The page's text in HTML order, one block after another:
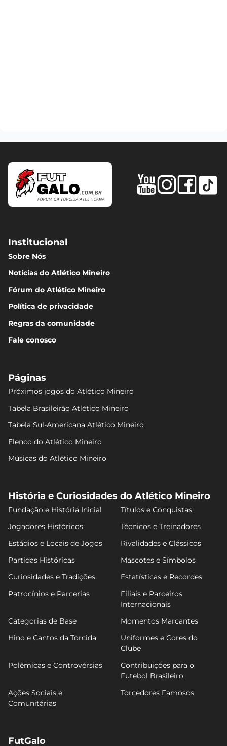
Institucional
Sobre Nós
Notícias do Atlético Mineiro
Fórum do Atlético Mineiro
Política de privacidade
Regras da comunidade
Fale conosco
Páginas
Próximos jogos do Atlético Mineiro
Tabela Brasileirão Atlético Mineiro
Tabela Sul-Americana Atlético Mineiro
Elenco do Atlético Mineiro
Músicas do Atlético Mineiro
História e Curiosidades do Atlético Mineiro
Fundação e História Inicial
Títulos e Conquistas
Jogadores Históricos
Técnicos e Treinadores
Estádios e Locais de Jogos
Rivalidades e Clássicos
Partidas Históricas
Mascotes e Símbolos
Curiosidades e Tradições
Estatísticas e Recordes
Patrocínios e Parcerias
Filiais e Parceiros
Internacionais
Categorias de Base
Momentos Marcantes
Hino e Cantos da Torcida
Uniformes e Cores do
Clube
Polêmicas e Controvérsias
Contribuições para o
Futebol Brasileiro
Ações Sociais e
Comunitárias
Torcedores Famosos
FutGalo